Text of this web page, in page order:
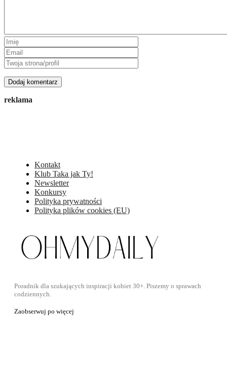
reklama
Kontakt
Klub Taka jak Ty!
Newsletter
Konkursy
Polityka prywatności
Polityka plików cookies (EU)
Poradnik dla szukających inspiracji kobiet 30+. Piszemy o sprawach
codziennych.
Zaobserwuj po więcej